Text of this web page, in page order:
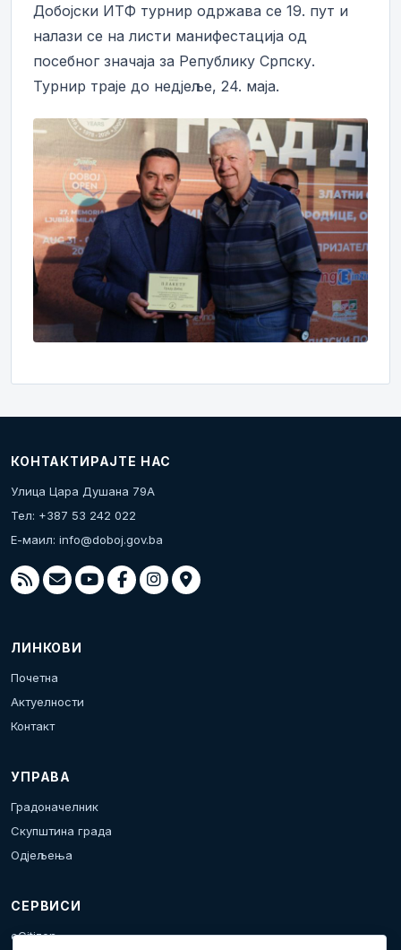
Добојски ИТФ турнир одржава се 19. пут и
налази се на листи манифестација од
посебног значаја за Републику Српску.
Турнир траје до недјеље, 24. маја.
КОНТАКТИРАЈТЕ НАС
Улица Цара Душана 79А
Тел: +387 53 242 022
Е-маил: info@doboj.gov.ba
ЛИНКОВИ
Почетна
Актуелности
Контакт
УПРАВА
Градоначелник
Скупштина града
Одјељења
СЕРВИСИ
eCitizen